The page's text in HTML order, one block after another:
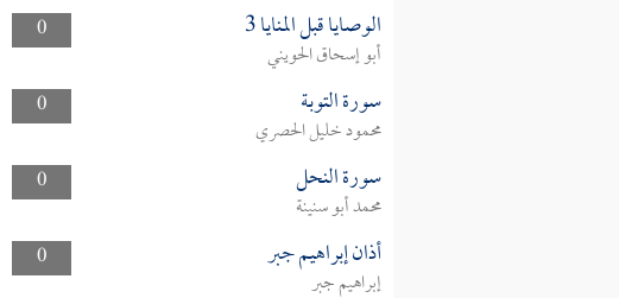
0
الوصايا قبل المنايا 3
أبو إسحاق الحويني
0
سورة التوبة
محمود خليل الحصري
0
سورة النحل
محمد أبو سنينة
0
أذان إبراهيم جبر
إبراهيم جبر